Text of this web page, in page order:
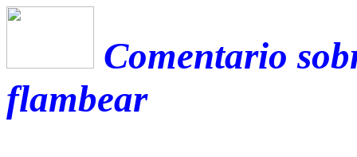
Comentario
flambear